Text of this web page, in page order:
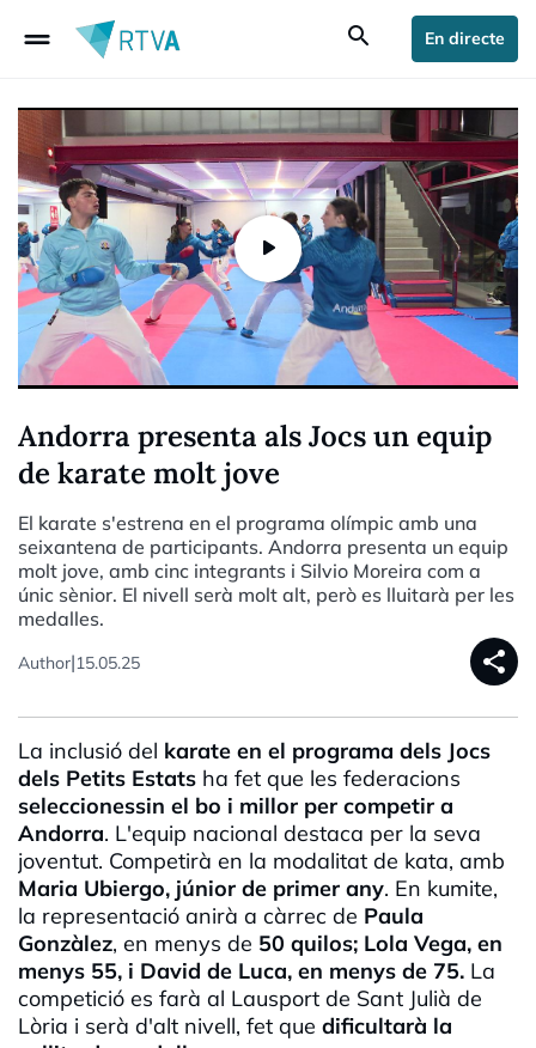
drag_handle search En directe
Andorra presenta als Jocs un equip
de karate molt jove
El karate s'estrena en el programa olímpic amb una
seixantena de participants. Andorra presenta un equip
molt jove, amb cinc integrants i Silvio Moreira com a
únic sènior. El nivell serà molt alt, però es lluitarà per les
medalles.
Author|15.05.25 share
La inclusió del karate en el programa dels Jocs
dels Petits Estats ha fet que les federacions
seleccionessin el bo i millor per competir a
Andorra. L'equip nacional destaca per la seva
joventut. Competirà en la modalitat de kata, amb
Maria Ubiergo, júnior de primer any. En kumite,
la representació anirà a càrrec de Paula
Gonzàlez, en menys de 50 quilos; Lola Vega, en
menys 55, i David de Luca, en menys de 75. La
competició es farà al Lausport de Sant Julià de
Lòria i serà d'alt nivell, fet que dificultarà la